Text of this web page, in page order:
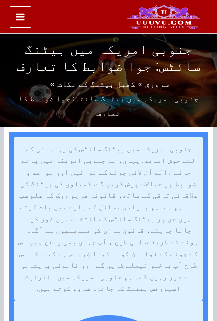
جائیں۔
جنوبی امریکہ میں بیٹنگ
سائٹس: جوا ضوابط کا تعارف
سرورق
کھیل بیٹنگ کے نکات
جنوبی امریکہ میں بیٹنگ سائٹس: جوا ضوابط کا
تعارف
جنوبی امریکہ میں بیٹنگ سائٹس کی رہنمائی کے
لئے خوش آمدید. یہاں، ہم جنوبی امریکہ میں پائے
جانے والے آن لائن جوئے کے قوانین اور قواعد و
ضوابط پر خیالات پیش کریں گے. کھیلوں کی بیٹنگ کی
علاقائی ترقی کے ساتھ، قانونی فریم ورک کا علم سب
سے اہم ہے. ہم بنیادی مسائل کے بارے میں بات کرتے
ہیں جن پر بیٹنگ سائٹس کے انتخاب میں غور کیا
جانا چاہئے، قانون سازی کی تبدیلیوں سے آگاہ
ہونے کے طریقے. اسی طرح ، آپ جہاں بھی واقع ہیں اس
کے جوئے کے قوانین کو سیکھنا ضروری ہے کیونکہ اس
طرح آپ باخبر فیصلے کریں گے اور قانونی پریشانی
سے دور رہیں گے۔ ہم جنوبی امریکہ میں انٹرنیٹ
اسپورٹس بیٹنگ کا جائزہ شروع کرتے ہیں.